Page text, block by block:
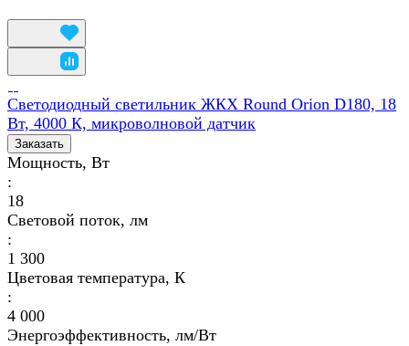
Светодиодный светильник ЖКХ Round Orion D180, 18
Вт, 4000 К, микроволновой датчик
Заказать
Мощность, Вт
:
18
Световой поток, лм
:
1 300
Цветовая температура, К
:
4 000
Энергоэффективность, лм/Вт